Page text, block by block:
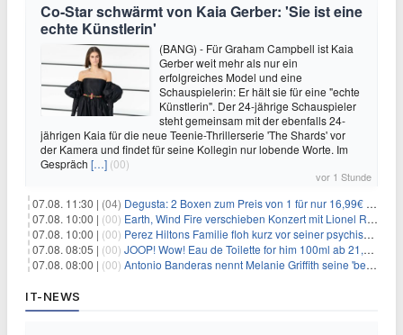
Co-Star schwärmt von Kaia Gerber: 'Sie ist eine
echte Künstlerin'
(BANG) - Für Graham Campbell ist Kaia
Gerber weit mehr als nur ein
erfolgreiches Model und eine
Schauspielerin: Er hält sie für eine "echte
Künstlerin". Der 24-jährige Schauspieler
steht gemeinsam mit der ebenfalls 24-
jährigen Kaia für die neue Teenie-Thrillerserie 'The Shards' vor
der Kamera und findet für seine Kollegin nur lobende Worte. Im
Gespräch […] (00)
vor 1 Stunde
07.08. 11:30 | (04) Degusta: 2 Boxen zum Preis von 1 für nur 16,99€ inkl. Versand
07.08. 10:00 | (00) Earth, Wind Fire verschieben Konzert mit Lionel Richie nach medizinischem Notfall
07.08. 10:00 | (00) Perez Hiltons Familie floh kurz vor seiner psychischen Krise aus dem Haus
07.08. 08:05 | (00) JOOP! Wow! Eau de Toilette for him 100ml ab 21,84€ im Sparabo
07.08. 08:00 | (00) Antonio Banderas nennt Melanie Griffith seine 'beste Freundin'
IT-NEWS